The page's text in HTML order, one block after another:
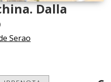
Dalla
Serao